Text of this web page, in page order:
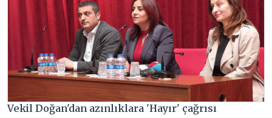
Vekil Doğan'dan azınlıklara 'Hayır' çağrısı